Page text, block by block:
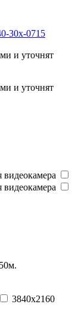
30x-0715
и уточнят
и уточнят
видеокамера
видеокамера
3840x2160